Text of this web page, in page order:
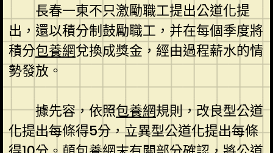
長春一東不只激勵職工提出公道化提
出，還以積分制鼓勵職工，并在每個季度將
積分包養網兌換成獎金，經由過程薪水的情
勢發放。
據先容，依照包養網規則，改良型公道
化提出每條得5分，立異型公道化提出每條